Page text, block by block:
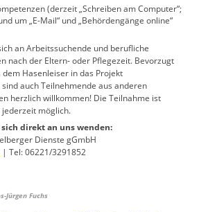
(derzeit „Schreiben am Computer“;
um „E-Mail“ und „Behördengänge online“
an Arbeitssuchende und berufliche
nach der Eltern- oder Pflegezeit. Bevorzugt
Hasenleiser in das Projekt
auch Teilnehmende aus anderen
herzlich willkommen! Die Teilnahme ist
jederzeit möglich.
direkt an uns wenden:
Dienste gGmbH
| Tel: 06221/3291852
Jürgen Fuchs